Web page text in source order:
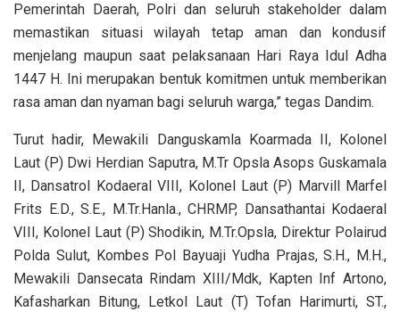
Pemerintah Daerah, Polri dan seluruh stakeholder dalam
memastikan situasi wilayah tetap aman dan kondusif
menjelang maupun saat pelaksanaan Hari Raya Idul Adha
1447 H. Ini merupakan bentuk komitmen untuk memberikan
rasa aman dan nyaman bagi seluruh warga,” tegas Dandim.
Turut hadir, Mewakili Danguskamla Koarmada II, Kolonel
Laut (P) Dwi Herdian Saputra, M.Tr Opsla Asops Guskamala
II, Dansatrol Kodaeral VIII, Kolonel Laut (P) Marvill Marfel
Frits E.D., S.E., M.Tr.Hanla., CHRMP, Dansathantai Kodaeral
VIII, Kolonel Laut (P) Shodikin, M.Tr.Opsla, Direktur Polairud
Polda Sulut, Kombes Pol Bayuaji Yudha Prajas, S.H., M.H.,
Mewakili Dansecata Rindam XIII/Mdk, Kapten Inf Artono,
Kafasharkan Bitung, Letkol Laut (T) Tofan Harimurti, ST.,